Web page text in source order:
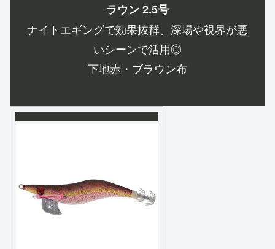
ラウン 2.5号
ナイトエギングで効果抜群。深場や視界が悪
いシーンで活用◎
下地赤・ブラウン布